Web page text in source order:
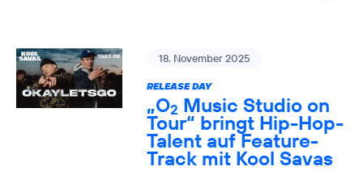
18. November 2025
RELEASE DAY
„O2 Music Studio on
Tour“ bringt Hip-Hop-
Talent auf Feature-
Track mit Kool Savas